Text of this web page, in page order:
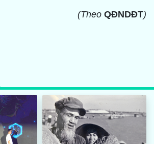
(Theo QĐNDĐT)